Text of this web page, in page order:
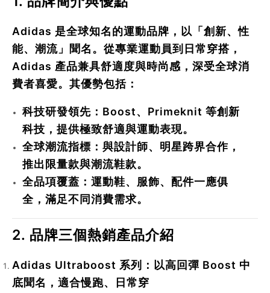
Adidas 是全球知名的運動品牌，以「創新、性
能、潮流」聞名。從專業運動員到日常穿搭，
Adidas 產品兼具舒適度與時尚感，深受全球消
費者喜愛。其優勢包括：
科技研發領先：Boost、Primeknit 等創新
科技，提供極致舒適與運動表現。
全球潮流指標 ：與設計師、明星跨界合作，
推出限量款與潮流鞋款。
全品項覆蓋 ：運動鞋、服飾、配件一應俱
全，滿足不同消費需求。
2. 品牌三個熱銷產品介紹
Adidas Ultraboost 系列
：以高回彈 Boost 中
底聞名，適合慢跑、日常穿